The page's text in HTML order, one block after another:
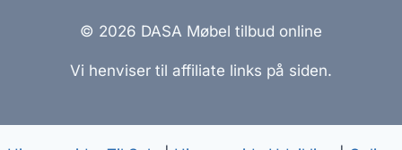
© 2026 DASA Møbel tilbud online
Vi henviser til affiliate links på siden.